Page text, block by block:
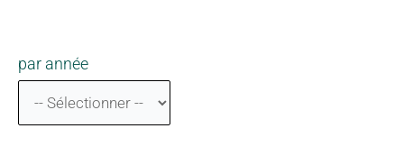
par année